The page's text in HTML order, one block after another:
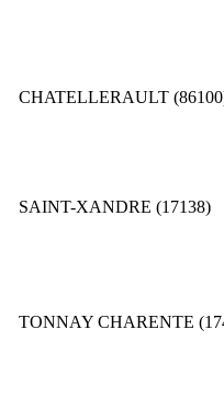
CHATELLERAULT
SAINT-XANDRE (17138)
TONNAY CHARENTE